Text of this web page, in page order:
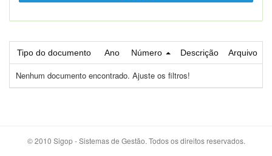
Tipo do documento Ano Número Descrição Arquivo
Nenhum documento encontrado. Ajuste os filtros!
© 2010 Sigop - Sistemas de Gestão. Todos os direitos reservados.